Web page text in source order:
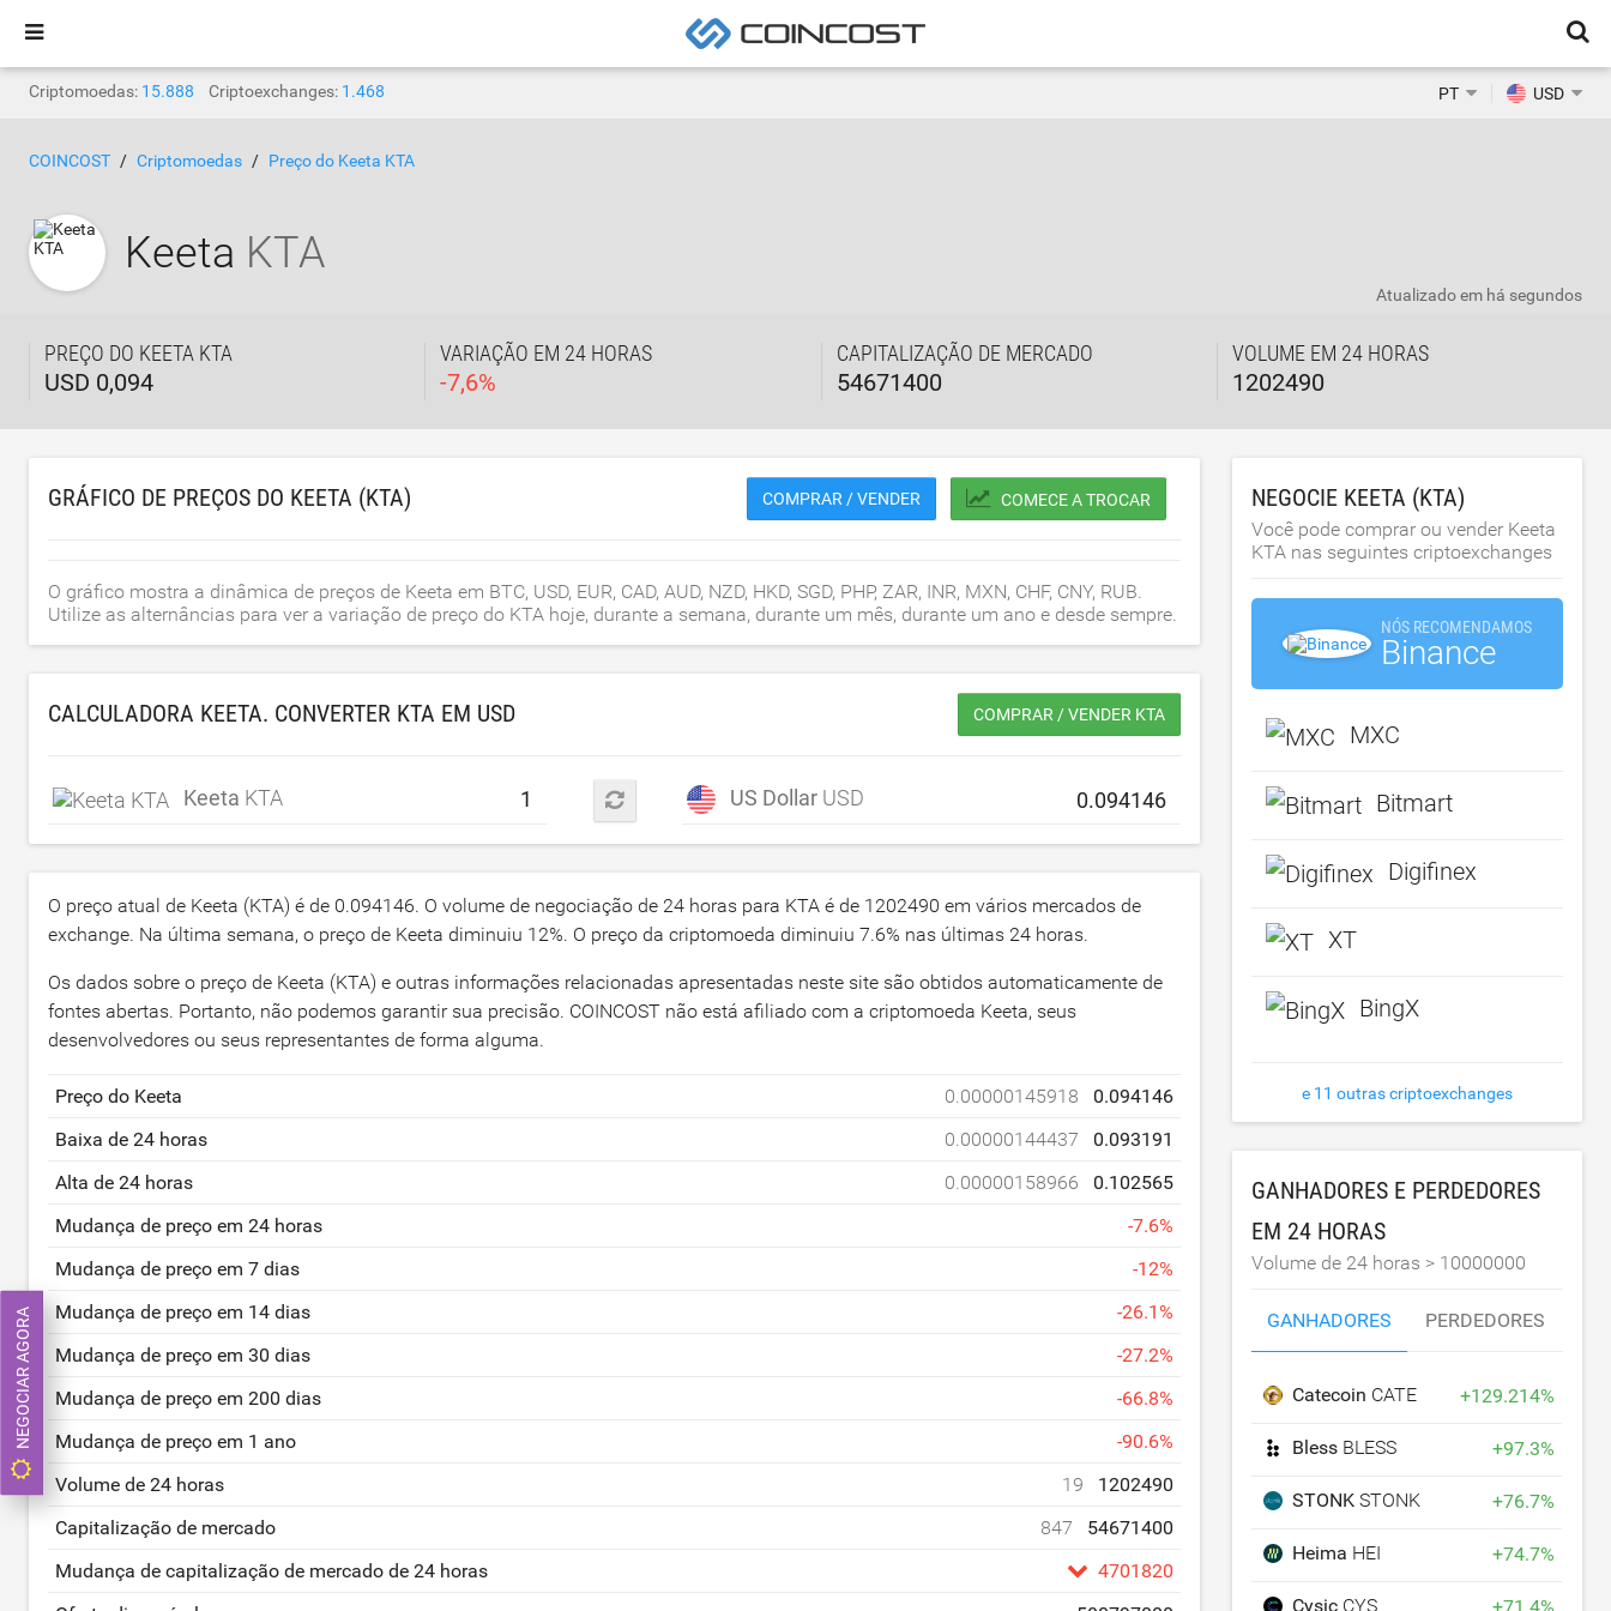
Criptomoedas: 15.888 Criptoexchanges: 1.468 PT USD
COINCOST Criptomoedas Preço do Keeta KTA
Keeta KTA
PREÇO DO KEETA KTA
USD 0,094
VARIAÇÃO EM 24 HORAS
-7,6%
CAPITALIZAÇÃO DE MERCADO
54671400
VOLUME EM 24 HORAS
1202490
Atualizado em há segundos
GRÁFICO DE PREÇOS DO KEETA (KTA) COMPRAR / VENDER COMECE A TROCAR
O gráfico mostra a dinâmica de preços de Keeta em BTC, USD, EUR, CAD, AUD, NZD, HKD, SGD, PHP, ZAR, INR, MXN, CHF, CNY, RUB.
Utilize as alternâncias para ver a variação de preço do KTA hoje, durante a semana, durante um mês, durante um ano e desde sempre.
CALCULADORA KEETA. CONVERTER KTA EM USD COMPRAR / VENDER KTA
Keeta KTA US Dollar USD
O preço atual de Keeta (KTA) é de 0.094146. O volume de negociação de 24 horas para KTA é de 1202490 em vários mercados de
exchange. Na última semana, o preço de Keeta diminuiu 12%. O preço da criptomoeda diminuiu 7.6% nas últimas 24 horas.
Os dados sobre o preço de Keeta (KTA) e outras informações relacionadas apresentadas neste site são obtidos automaticamente de
fontes abertas. Portanto, não podemos garantir sua precisão. COINCOST não está afiliado com a criptomoeda Keeta, seus
desenvolvedores ou seus representantes de forma alguma.
Preço do Keeta 0.00000145918
0.094146
Baixa de 24 horas
0.00000144437
0.093191
Alta de 24 horas
0.00000158966
0.102565
Mudança de preço em 24 horas
-7.6%
Mudança de preço em 7 dias
-12%
Mudança de preço em 14 dias
-26.1%
Mudança de preço em 30 dias
-27.2%
Mudança de preço em 200 dias
-66.8%
Mudança de preço em 1 ano
-90.6%
Volume de 24 horas
19
1202490
Capitalização de mercado
847
54671400
Mudança de capitalização de mercado de 24 horas
4701820
NEGOCIE KEETA (KTA)
Você pode comprar ou vender Keeta
KTA nas seguintes criptoexchanges
NÓS RECOMENDAMOS
Binance
MXC
Bitmart
Digifinex
XT
BingX
e 11 outras criptoexchanges
GANHADORES E PERDEDORES
EM 24 HORAS
Volume de 24 horas > 10000000
GANHADORES PERDEDORES
Catecoin CATE +129.214%
Bless BLESS +97.3%
STONKSTONK +76.7%
Heima HEI +74.7%
Cysic CYS
NEGOCIAR AGORA